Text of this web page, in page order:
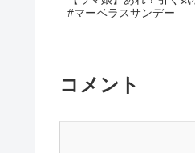
#￼マーベラスサンデー
コメント